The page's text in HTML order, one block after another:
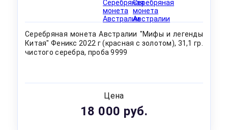
Серебряная монета Австралии "Мифы и легенды
Китая" Феникс 2022 г (красная с золотом), 31,1 гр.
чистого серебра, проба 9999
Цена
18 000 руб.